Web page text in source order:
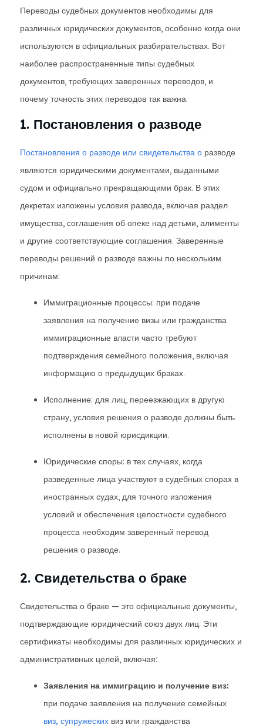
Переводы судебных документов необходимы для
различных юридических документов, особенно когда они
используются в официальных разбирательствах. Вот
наиболее распространенные типы судебных
документов, требующих заверенных переводов, и
почему точность этих переводов так важна.
1. Постановления о разводе
Постановления о разводе или свидетельства о разводе
являются юридическими документами, выданными
судом и официально прекращающими брак. В этих
декретах изложены условия развода, включая раздел
имущества, соглашения об опеке над детьми, алименты
и другие соответствующие соглашения. Заверенные
переводы решений о разводе важны по нескольким
причинам:
Иммиграционные процессы: при подаче
заявления на получение визы или гражданства
иммиграционные власти часто требуют
подтверждения семейного положения, включая
информацию о предыдущих браках.
Исполнение: для лиц, переезжающих в другую
страну, условия решения о разводе должны быть
исполнены в новой юрисдикции.
Юридические споры: в тех случаях, когда
разведенные лица участвуют в судебных спорах в
иностранных судах, для точного изложения
условий и обеспечения целостности судебного
процесса необходим заверенный перевод
решения о разводе.
2. Свидетельства о браке
Свидетельства о браке — это официальные документы,
подтверждающие юридический союз двух лиц. Эти
сертификаты необходимы для различных юридических и
административных целей, включая:
Заявления на иммиграцию и получение виз:
при подаче заявления на получение семейных
виз, супружеских виз или гражданства